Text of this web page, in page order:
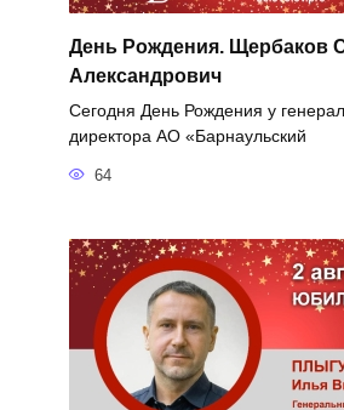
День Рождения. Щербаков
Александрович
Сегодня День Рождения у
директора АО «Барнаульский
64